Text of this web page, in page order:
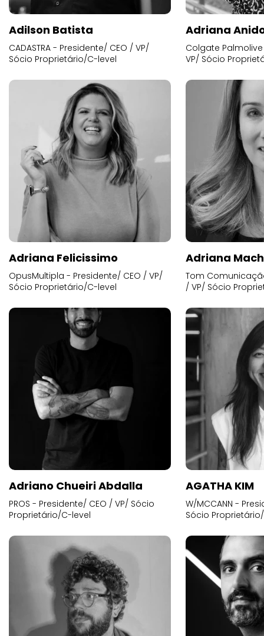
Adilson Batista
CADASTRA - Presidente/ CEO / VP/
Sócio Proprietário/C-level
Adriana
Colgate
VP/ Sócio
Adriana Felicissimo
OpusMultipla - Presidente/ CEO / VP/
Sócio Proprietário/C-level
Adriana
Tom
/ VP/ Sócio
Adriano Chueiri Abdalla
PROS - Presidente/ CEO / VP/ Sócio
Proprietário/C-level
AGATHA KIM
W/MCCANN -
Sócio